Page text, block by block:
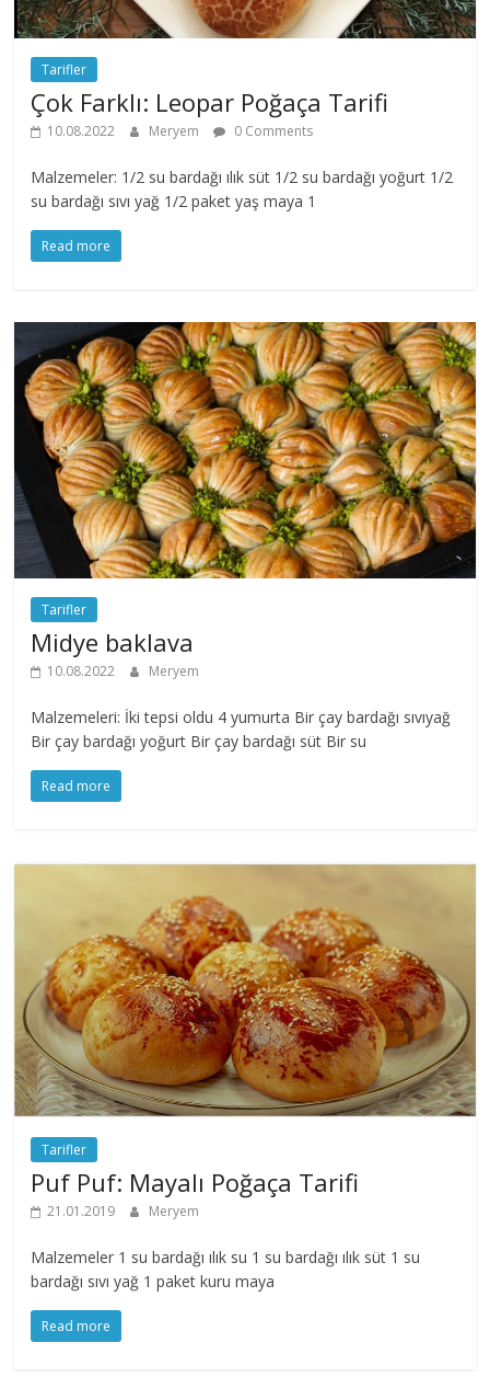
Tarifler
Çok Farklı: Leopar Poğaça Tarifi
10.08.2022 Meryem 0 Comments
Malzemeler: 1/2 su bardağı ılık süt 1/2 su bardağı yoğurt 1/2
su bardağı sıvı yağ 1/2 paket yaş maya 1
Read more
Tarifler
Midye baklava
10.08.2022 Meryem
Malzemeleri: İki tepsi oldu 4 yumurta Bir çay bardağı sıvıyağ
Bir çay bardağı yoğurt Bir çay bardağı süt Bir su
Read more
Tarifler
Puf Puf: Mayalı Poğaça Tarifi
21.01.2019 Meryem
Malzemeler 1 su bardağı ılık su 1 su bardağı ılık süt 1 su
bardağı sıvı yağ 1 paket kuru maya
Read more